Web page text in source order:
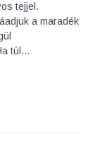
tejjel.
a maradék
túl…